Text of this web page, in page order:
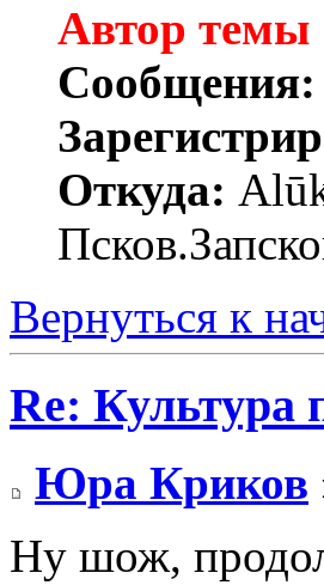
Автор темы
Сообщения:
Откуда:
Вернуться к
Re: Культура
Юра Криков
Ну шож,